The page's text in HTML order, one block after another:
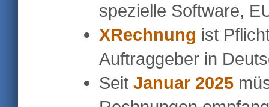
spezielle Software,
XRechnung ist
Auftraggeber in
Seit Januar 2025